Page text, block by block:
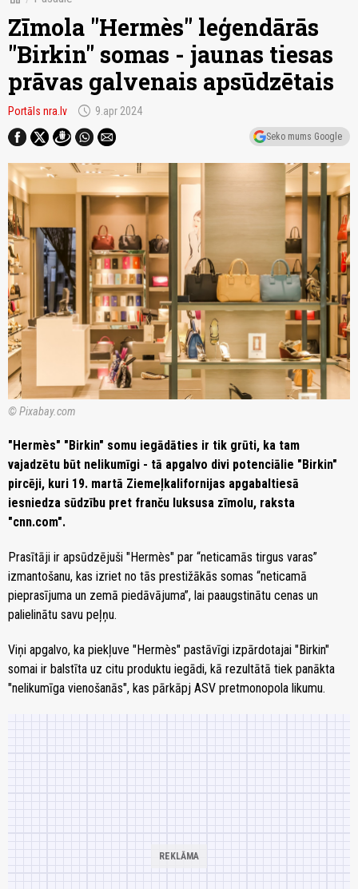
Zīmola "Hermès" leģendārās
"Birkin" somas - jaunas tiesas
prāvas galvenais apsūdzētais
Portāls nra.lv schedule 9.apr 2024
Seko mums Google
© Pixabay.com
"Hermès" "Birkin" somu iegādāties ir tik grūti, ka tam
vajadzētu būt nelikumīgi - tā apgalvo divi potenciālie "Birkin"
pircēji, kuri 19. martā Ziemeļkalifornijas apgabaltiesā
iesniedza sūdzību pret franču luksusa zīmolu, raksta
"cnn.com".
Prasītāji ir apsūdzējuši "Hermès" par “neticamās tirgus varas”
izmantošanu, kas izriet no tās prestižākās somas “neticamā
pieprasījuma un zemā piedāvājuma”, lai paaugstinātu cenas un
palielinātu savu peļņu.
Viņi apgalvo, ka piekļuve "Hermès" pastāvīgi izpārdotajai "Birkin"
somai ir balstīta uz citu produktu iegādi, kā rezultātā tiek panākta
"nelikumīga vienošanās", kas pārkāpj ASV pretmonopola likumu.